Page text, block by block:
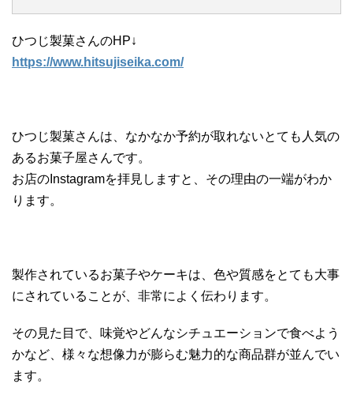
ひつじ製菓さんのHP↓
https://www.hitsujiseika.com/
ひつじ製菓さんは、なかなか予約が取れないとても人気の
あるお菓子屋さんです。
お店のInstagramを拝見しますと、その理由の一端がわか
ります。
製作されているお菓子やケーキは、色や質感をとても大事
にされていることが、非常によく伝わります。
その見た目で、味覚やどんなシチュエーションで食べよう
かなど、様々な想像力が膨らむ魅力的な商品群が並んでい
ます。